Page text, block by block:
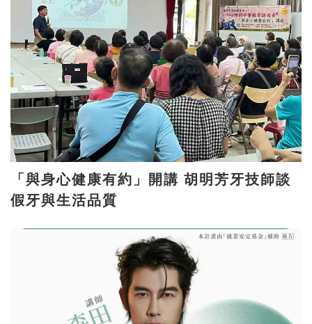
「與身心健康有約」開講 胡明芳牙技師談
假牙與生活品質